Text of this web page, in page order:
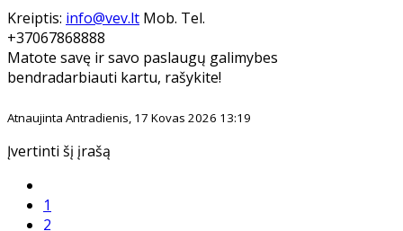
Kreiptis: info@vev.lt Mob. Tel.
+37067868888
Matote savę ir savo paslaugų galimybes
bendradarbiauti kartu, rašykite!
Atnaujinta Antradienis, 17 Kovas 2026 13:19
Įvertinti šį įrašą
1
2